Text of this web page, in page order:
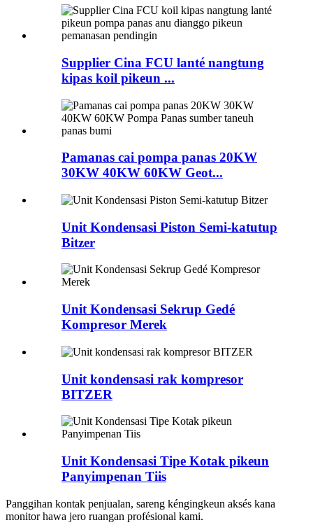
Supplier Cina FCU lanté nangtung
kipas koil pikeun ...
Pamanas cai pompa panas 20KW
30KW 40KW 60KW Geot...
Unit Kondensasi Piston Semi-katutup
Bitzer
Unit Kondensasi Sekrup Gedé
Kompresor Merek
Unit kondensasi rak kompresor
BITZER
Unit Kondensasi Tipe Kotak pikeun
Panyimpenan Tiis
Panggihan kontak penjualan, sareng kéngingkeun aksés kana
monitor hawa jero ruangan profésional kami.